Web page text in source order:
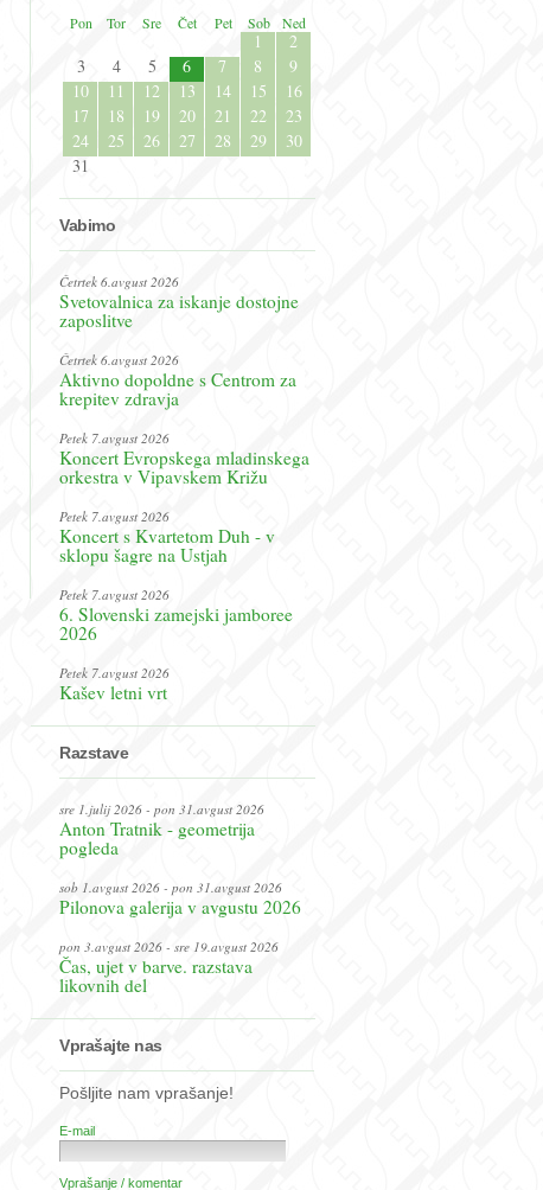
Pon
Tor Sre Čet Pet Sob Ned
1
2
3
4 5 6 7 8
9
10
11 12 13 14 15
16
17
18 19 20 21 22
23
24
25 26 27 28 29
30
31
Vabimo
Četrtek 6.avgust 2026
Svetovalnica za iskanje dostojne
zaposlitve
Četrtek 6.avgust 2026
Aktivno dopoldne s Centrom za
krepitev zdravja
Petek 7.avgust 2026
Koncert Evropskega mladinskega
orkestra v Vipavskem Križu
Petek 7.avgust 2026
Koncert s Kvartetom Duh - v
sklopu šagre na Ustjah
Petek 7.avgust 2026
6. Slovenski zamejski jamboree
2026
Petek 7.avgust 2026
Kašev letni vrt
Razstave
sre 1.julij 2026 - pon 31.avgust 2026
Anton Tratnik - geometrija
pogleda
sob 1.avgust 2026 - pon 31.avgust 2026
Pilonova galerija v avgustu 2026
pon 3.avgust 2026 - sre 19.avgust 2026
Čas, ujet v barve. razstava
likovnih del
Vprašajte nas
Pošljite nam vprašanje!
E-mail
Vprašanje / komentar